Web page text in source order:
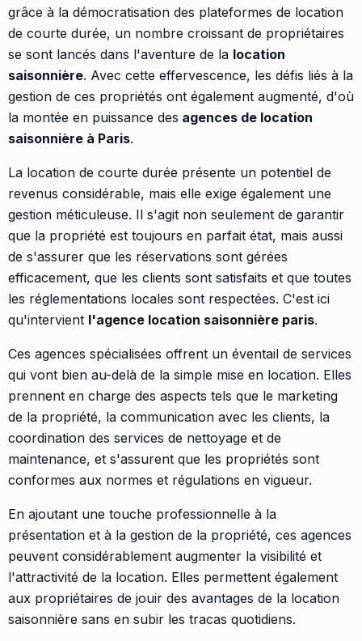
grâce à la démocratisation des plateformes de location
de courte durée, un nombre croissant de propriétaires
se sont lancés dans l'aventure de la location
saisonnière. Avec cette effervescence, les défis liés à la
gestion de ces propriétés ont également augmenté, d'où
la montée en puissance des agences de location
saisonnière à Paris.
La location de courte durée présente un potentiel de
revenus considérable, mais elle exige également une
gestion méticuleuse. Il s'agit non seulement de garantir
que la propriété est toujours en parfait état, mais aussi
de s'assurer que les réservations sont gérées
efficacement, que les clients sont satisfaits et que toutes
les réglementations locales sont respectées. C'est ici
qu'intervient l'agence location saisonnière paris.
Ces agences spécialisées offrent un éventail de services
qui vont bien au-delà de la simple mise en location. Elles
prennent en charge des aspects tels que le marketing
de la propriété, la communication avec les clients, la
coordination des services de nettoyage et de
maintenance, et s'assurent que les propriétés sont
conformes aux normes et régulations en vigueur.
En ajoutant une touche professionnelle à la
présentation et à la gestion de la propriété, ces agences
peuvent considérablement augmenter la visibilité et
l'attractivité de la location. Elles permettent également
aux propriétaires de jouir des avantages de la location
saisonnière sans en subir les tracas quotidiens.